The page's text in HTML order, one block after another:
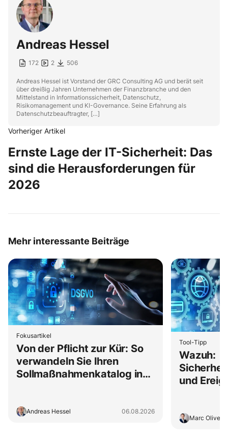
Andreas Hessel
172 2 506
Andreas Hessel ist Vorstand der GRC Consulting AG und berät seit
über dreißig Jahren Unternehmen der Finanzbranche und den
Mittelstand in Informationssicherheit, Datenschutz,
Risikomanagement und KI-Governance. Seine Erfahrung als
Datenschutzbeauftragter, […]
Vorheriger Artikel
Ernste Lage der IT-Sicherheit: Das
sind die Herausforderungen für
2026
Mehr interessante Beiträge
Fokusartikel
Von der Pflicht zur Kür: So
verwandeln Sie Ihren
Sollmaßnahmenkatalog in
Andreas Hessel 06.08.2026
Tool-Tipp
Wazuh:
und
Marc Oliver